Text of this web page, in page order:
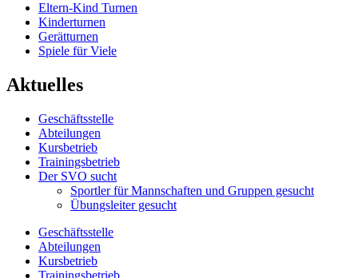
Eltern-Kind Turnen
Kinderturnen
Gerätturnen
Spiele für Viele
Aktuelles
Geschäftsstelle
Abteilungen
Kursbetrieb
Trainingsbetrieb
Der SVO sucht
Sportler für Mannschaften und Gruppen gesucht
Übungsleiter gesucht
Geschäftsstelle
Abteilungen
Kursbetrieb
Trainingsbetrieb